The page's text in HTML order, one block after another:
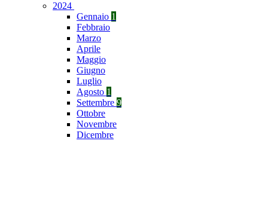
2024
Gennaio 1
Febbraio
Marzo
Aprile
Maggio
Giugno
Luglio
Agosto 1
Settembre 9
Ottobre
Novembre
Dicembre